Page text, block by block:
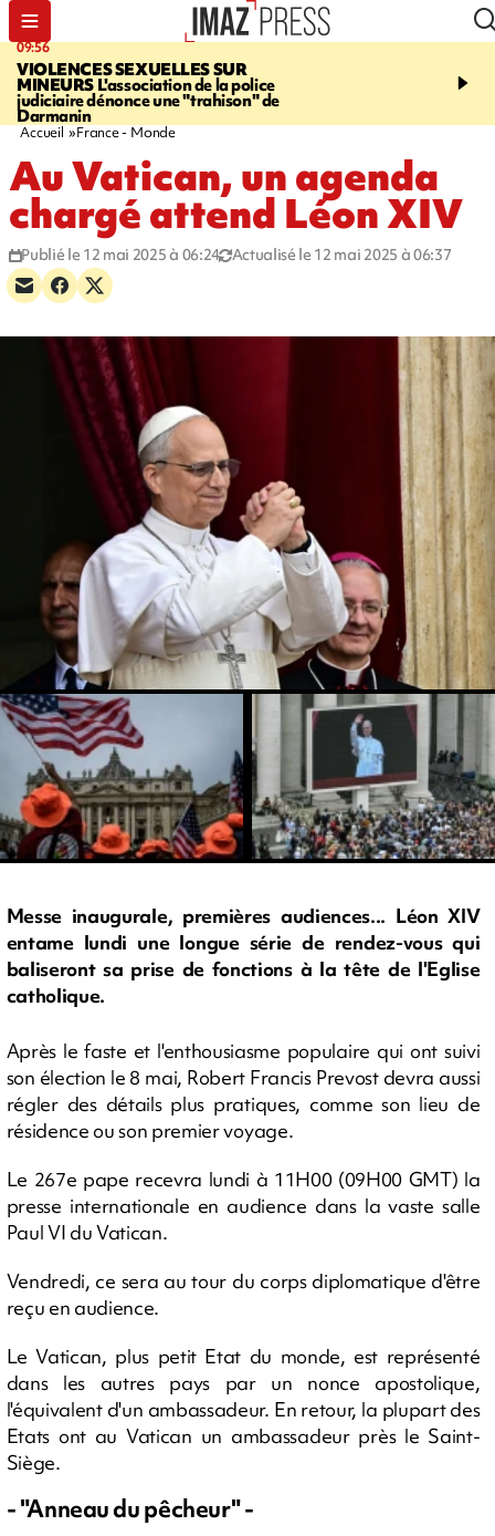
09:56
VIOLENCES SEXUELLES SUR
MINEURS L'association de la police
judiciaire dénonce une "trahison" de
Darmanin
12:19
grièvement blessé à
Accueil France - Monde
Au Vatican, un agenda
chargé attend Léon XIV
Publié le 12 mai 2025 à 06:24 Actualisé le 12 mai 2025 à 06:37
Messe inaugurale, premières audiences... Léon XIV
entame lundi une longue série de rendez-vous qui
baliseront sa prise de fonctions à la tête de l'Eglise
catholique.
Après le faste et l'enthousiasme populaire qui ont suivi
son élection le 8 mai, Robert Francis Prevost devra aussi
régler des détails plus pratiques, comme son lieu de
résidence ou son premier voyage.
Le 267e pape recevra lundi à 11H00 (09H00 GMT) la
presse internationale en audience dans la vaste salle
Paul VI du Vatican.
Vendredi, ce sera au tour du corps diplomatique d'être
reçu en audience.
Le Vatican, plus petit Etat du monde, est représenté
dans les autres pays par un nonce apostolique,
l'équivalent d'un ambassadeur. En retour, la plupart des
Etats ont au Vatican un ambassadeur près le Saint-
Siège.
- "Anneau du pêcheur" -